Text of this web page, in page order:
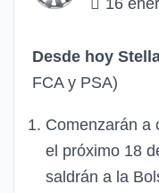
16
Desde hoy
FCA y PSA)
Comenzarán a
el próximo 18
saldrán a la